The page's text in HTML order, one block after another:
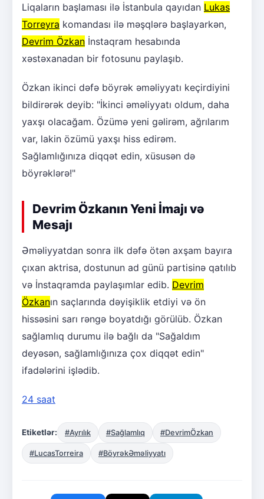
Liqaların başlaması ilə İstanbula qayıdan Lukas
Torreyra komandası ilə məşqlərə başlayarkən,
Devrim Özkan İnstaqram hesabında
xəstəxanadan bir fotosunu paylaşıb.
Özkan ikinci dəfə böyrək əməliyyatı keçirdiyini
bildirərək deyib: "İkinci əməliyyatı oldum, daha
yaxşı olacağam. Özümə yeni gəlirəm, ağrılarım
var, lakin özümü yaxşı hiss edirəm.
Sağlamlığınıza diqqət edin, xüsusən də
böyrəklərə!"
Devrim Özkanın Yeni İmajı və
Mesajı
Əməliyyatdan sonra ilk dəfə ötən axşam bayıra
çıxan aktrisa, dostunun ad günü partisinə qatılıb
və İnstaqramda paylaşımlar edib. Devrim
Özkanın saçlarında dəyişiklik etdiyi və ön
hissəsini sarı rəngə boyatdığı görülüb. Özkan
sağlamlıq durumu ilə bağlı da "Sağaldım
deyəsən, sağlamlığınıza çox diqqət edin"
ifadələrini işlədib.
24 saat
Etiketlər: #Ayrılık #Sağlamlıq #DevrimÖzkan
#LucasTorreira #BöyrəkƏməliyyatı